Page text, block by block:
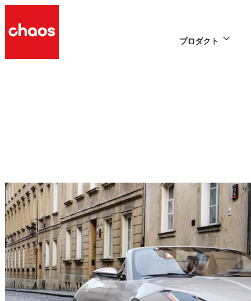
プロダクト